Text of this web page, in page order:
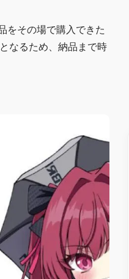
をその場で購入できた
なるため、納品まで時